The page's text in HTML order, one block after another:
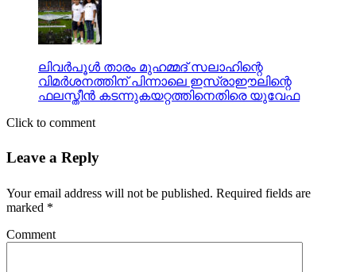
ലിവര്‍പൂള്‍ താരം മുഹമ്മദ് സലാഹിന്റെ
വിമര്‍ശനത്തിന് പിന്നാലെ ഇസ്രാഈലിന്റെ
ഫലസ്തീന്‍ കടന്നുകയറ്റത്തിനെതിരെ യുവേഫ
Click to comment
Leave a Reply
Your email address will not be published. Required fields are
marked *
Comment